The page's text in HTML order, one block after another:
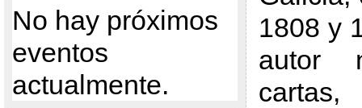
No hay próximos
eventos
actualmente.
1808 y
autor